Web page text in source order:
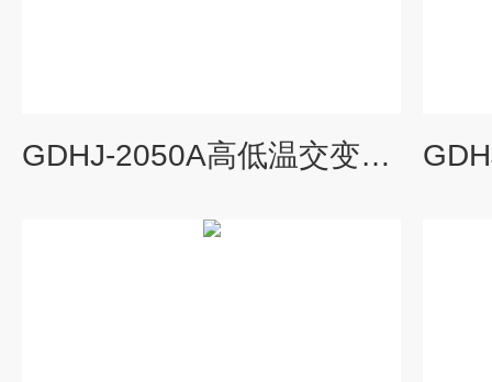
GDHJ-2050A高低温交变湿热试验箱,交变试验箱价格